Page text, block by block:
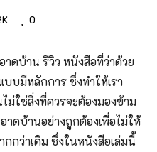
0
าดบ้าน รีวิว หนังสือที่ว่าด้วย
บมีหลักการ ซึ่งทำให้เรา
ม่ใช่สิ่งที่ควรจะต้องมองข้าม
าดบ้านอย่างถูกต้องเพื่อไม่ให้
กว่าเดิม ซึ่งในหนังสือเล่มนี้